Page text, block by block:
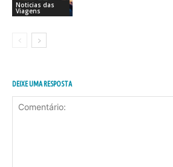
Noticias das
Viagens
DEIXE UMA RESPOSTA